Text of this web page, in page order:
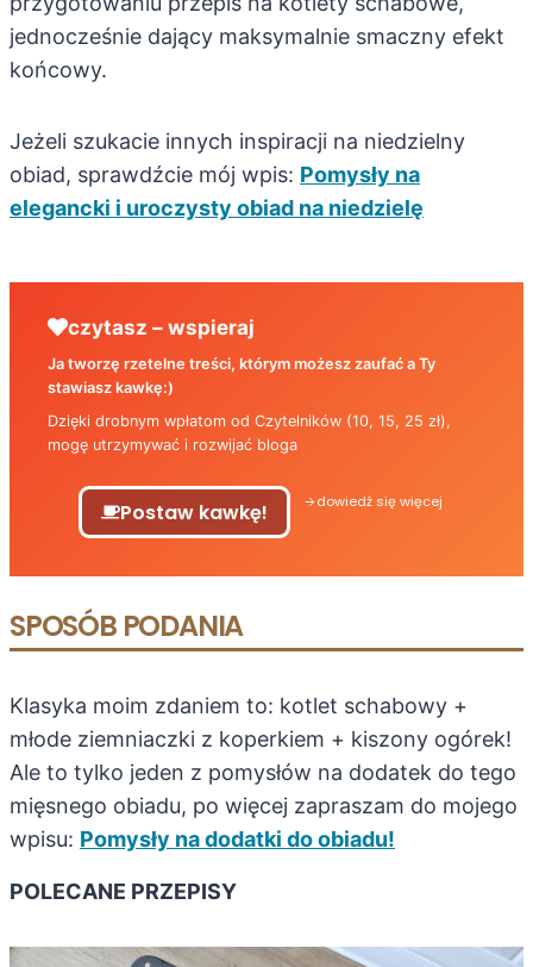
jednocześnie dający maksymalnie smaczny efekt
końcowy.
Jeżeli szukacie innych inspiracji na niedzielny
obiad, sprawdźcie mój wpis: Pomysły na
elegancki i uroczysty obiad na niedzielę
czytasz – wspieraj
Ja tworzę rzetelne treści, którym możesz zaufać a Ty
stawiasz kawkę:)
Dzięki drobnym wpłatom od Czytelników (10, 15, 25 zł),
mogę utrzymywać i rozwijać bloga
Postaw kawkę! dowiedź się więcej
SPOSÓB PODANIA
Klasyka moim zdaniem to: kotlet schabowy +
młode ziemniaczki z koperkiem + kiszony ogórek!
Ale to tylko jeden z pomysłów na dodatek do tego
mięsnego obiadu, po więcej zapraszam do mojego
wpisu: Pomysły na dodatki do obiadu!
POLECANE PRZEPISY